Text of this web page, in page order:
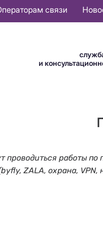
связи
и
проводиться работы
ZALA, охрана,